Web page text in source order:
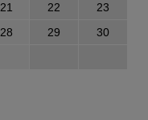
21 22
23
28 29
30